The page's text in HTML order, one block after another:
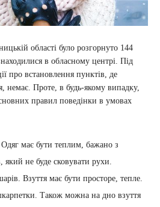
області було розгорнуто 144
в обласному центрі. Під
про встановлення пунктів, де
немає. Проте, в будь-якому випадку,
правил поведінки в умовах
має бути теплим, бажано з
який не буде сковувати рухи.
Взуття має бути просторе, тепле.
Також можна на дно взуття